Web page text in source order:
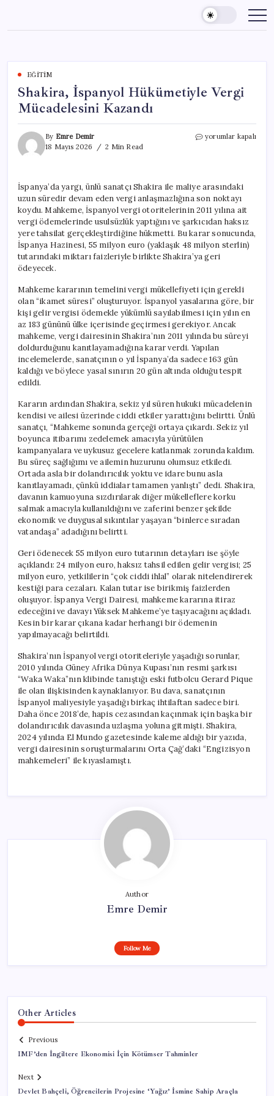
content
EĞITIM
Shakira, İspanyol Hükümetiyle Vergi
Mücadelesini Kazandı
By Emre Demir
18 Mayıs 2026
2 Min Read
Shakira,
Kazandı
için
yorumlar kapalı
İspanya’da yargı, ünlü sanatçı Shakira ile maliye arasındaki
uzun süredir devam eden vergi anlaşmazlığına son noktayı
koydu. Mahkeme, İspanyol vergi otoritelerinin 2011 yılına ait
vergi ödemelerinde usulsüzlük yaptığını ve şarkıcıdan haksız
yere tahsilat gerçekleştirdiğine hükmetti. Bu karar sonucunda,
İspanya Hazinesi, 55 milyon euro (yaklaşık 48 milyon sterlin)
tutarındaki miktarı faizleriyle birlikte Shakira’ya geri
ödeyecek.
Mahkeme kararının temelini vergi mükellefiyeti için gerekli
olan “ikamet süresi” oluşturuyor. İspanyol yasalarına göre, bir
kişi gelir vergisi ödemekle yükümlü sayılabilmesi için yılın en
az 183 gününü ülke içerisinde geçirmesi gerekiyor. Ancak
mahkeme, vergi dairesinin Shakira’nın 2011 yılında bu süreyi
doldurduğunu kanıtlayamadığına karar verdi. Yapılan
incelemelerde, sanatçının o yıl İspanya’da sadece 163 gün
kaldığı ve böylece yasal sınırın 20 gün altında olduğu tespit
edildi.
Kararın ardından Shakira, sekiz yıl süren hukuki mücadelenin
kendisi ve ailesi üzerinde ciddi etkiler yarattığını belirtti. Ünlü
sanatçı, “Mahkeme sonunda gerçeği ortaya çıkardı. Sekiz yıl
boyunca itibarımı zedelemek amacıyla yürütülen
kampanyalara ve uykusuz gecelere katlanmak zorunda kaldım.
Bu süreç sağlığımı ve ailemin huzurunu olumsuz etkiledi.
Ortada asla bir dolandırıcılık yoktu ve idare bunu asla
kanıtlayamadı, çünkü iddialar tamamen yanlıştı” dedi. Shakira,
davanın kamuoyuna sızdırılarak diğer mükelleflere korku
salmak amacıyla kullanıldığını ve zaferini benzer şekilde
ekonomik ve duygusal sıkıntılar yaşayan “binlerce sıradan
vatandaşa” adadığını belirtti.
Geri ödenecek 55 milyon euro tutarının detayları ise şöyle
açıklandı: 24 milyon euro, haksız tahsil edilen gelir vergisi; 25
milyon euro, yetkililerin “çok ciddi ihlal” olarak nitelendirerek
kestiği para cezaları. Kalan tutar ise birikmiş faizlerden
oluşuyor. İspanya Vergi Dairesi, mahkeme kararına itiraz
edeceğini ve davayı Yüksek Mahkeme’ye taşıyacağını açıkladı.
Kesin bir karar çıkana kadar herhangi bir ödemenin
yapılmayacağı belirtildi.
Shakira’nın İspanyol vergi otoriteleriyle yaşadığı sorunlar,
2010 yılında Güney Afrika Dünya Kupası’nın resmi şarkısı
“Waka Waka”nın klibinde tanıştığı eski futbolcu Gerard Pique
ile olan ilişkisinden kaynaklanıyor. Bu dava, sanatçının
İspanyol maliyesiyle yaşadığı birkaç ihtilaftan sadece biri.
Daha önce 2018’de, hapis cezasından kaçınmak için başka bir
dolandırıcılık davasında uzlaşma yoluna gitmişti. Shakira,
2024 yılında El Mundo gazetesinde kaleme aldığı bir yazıda,
vergi dairesinin soruşturmalarını Orta Çağ’daki “Engizisyon
mahkemeleri” ile kıyaslamıştı.
Author
Emre Demir
Follow Me
Other Articles
Previous
IMF’den İngiltere Ekonomisi İçin Kötümser Tahminler
Next
Devlet Bahçeli, Öğrencilerin Projesine ‘Yağız’ İsmine Sahip Araçla